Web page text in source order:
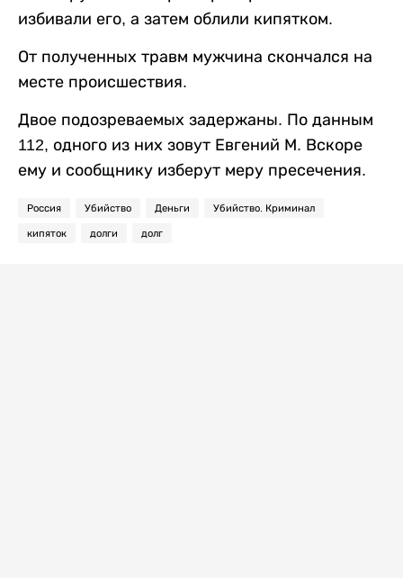
избивали его, а затем облили кипятком.
От полученных травм мужчина скончался на
месте происшествия.
Двое подозреваемых задержаны. По данным
112, одного из них зовут Евгений М. Вскоре
ему и сообщнику изберут меру пресечения.
Россия Убийство Деньги Убийство. Криминал
кипяток долги долг